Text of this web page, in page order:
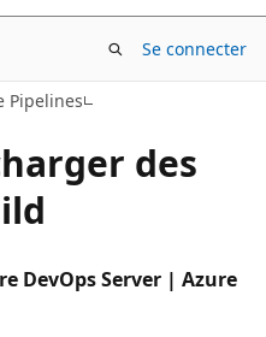
Se connecter
Pipelines
des
DevOps Server | Azure